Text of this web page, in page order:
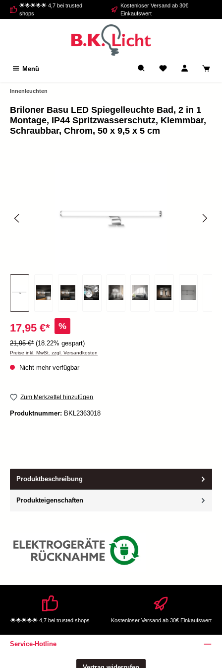
springen
🌟🌟🌟🌟🌟 4,7 bei trusted
shops
Kostenloser Versand ab 30€
Einkaufswert
Menü
Innenleuchten
Briloner Basu LED Spiegelleuchte Bad, 2 in 1
Montage, IP44 Spritzwasserschutz, Klemmbar,
Schraubbar, Chrom, 50 x 9,5 x 5 cm
17,95 €* %
21,95 €* (18.22% gespart)
Preise inkl. MwSt. zzgl. Versandkosten
Nicht mehr verfügbar
Zum Merkzettel hinzufügen
Produktnummer: BKL2363018
Produktbeschreibung
Produkteigenschaften
🌟🌟🌟🌟🌟 4,7 bei trusted shops Kostenloser Versand ab 30€ Einkaufswert
Service-Hotline